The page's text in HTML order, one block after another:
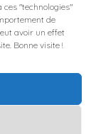
ces "technologies"
de
avoir un effet
Bonne visite !